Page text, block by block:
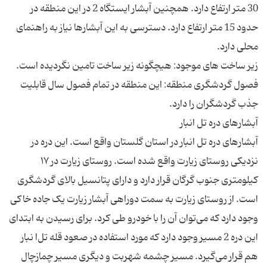
30 متر ارتفاع دارد. همچنین آبشار ایستگاه 2 در این منطقه در
حدود 15 متر ارتفاع دارد. دسترسی به این آبشارها نیاز به راهنمای
فصول گردشگری منطقه: این منطقه در تمام فصول سال قابلیت
آبشارهای دره تل انبار در استان گلستان واقع است. این دره در
نزدیکی روستای زیارت واقع شده است. روستای زیارت در ۱۷
كیلومتری جنوب گرگان قرار دارد و دارای پتانسیل بالای گردشگری
است. از روستای زیارت به سمت دوراهی آبشار زیارت یک جاده خاكی
وجود دارد كه می‌توان آن را با خودرو طی کرد. برای رسیدن به ابتدای
این دره 2 مسیر وجود دارد كه مورد استفاده در صعود قله تل‌ا نبار
هم قرار می‌گیرد. مسیر چشمه شهربت و دیگری مسیر چمازچال